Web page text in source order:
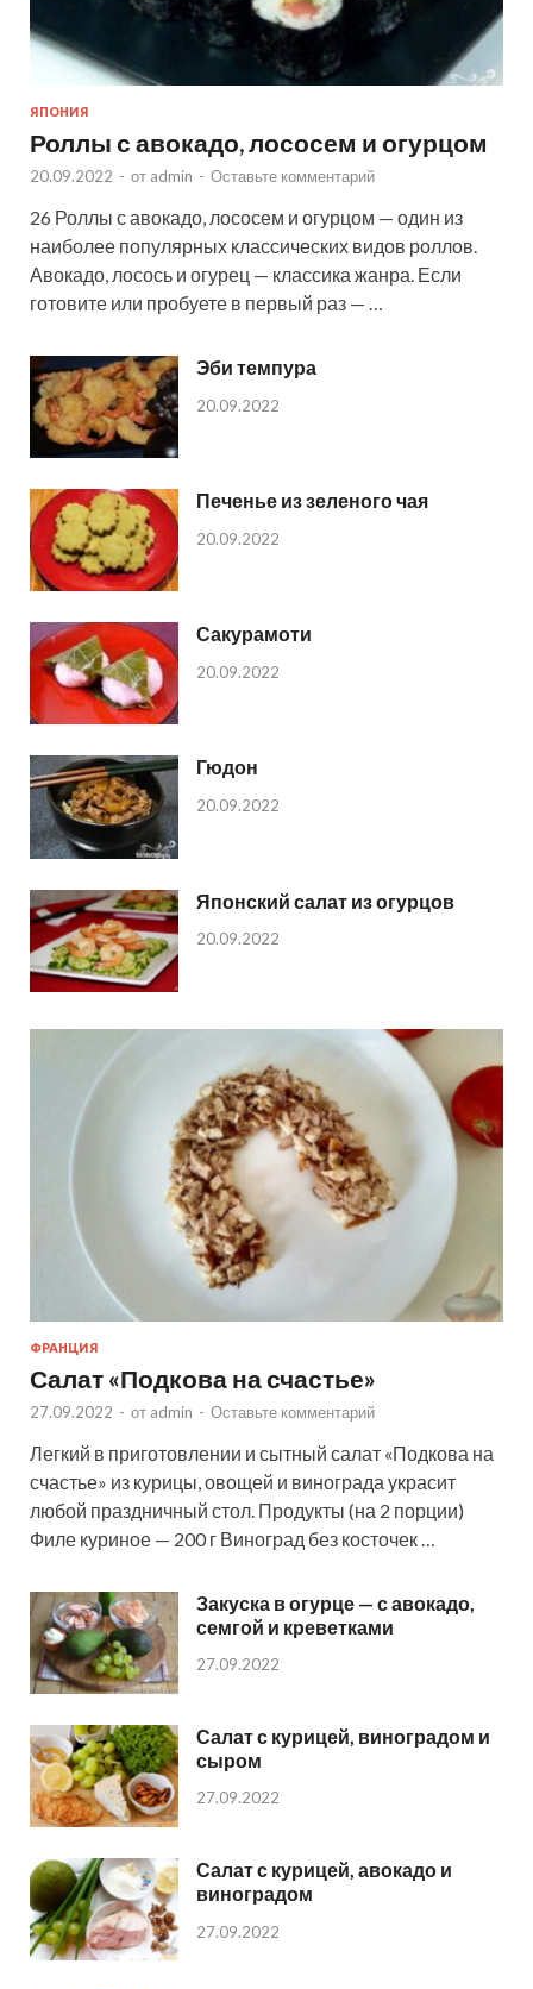
ЯПОНИЯ
Роллы с авокадо, лососем и огурцом
20.09.2022 - от admin - Оставьте комментарий
26 Роллы с авокадо, лососем и огурцом — один из
наиболее популярных классических видов роллов.
Авокадо, лосось и огурец — классика жанра. Если
готовите или пробуете в первый раз — …
Эби темпура
20.09.2022
Печенье из зеленого чая
20.09.2022
Сакурамоти
20.09.2022
Гюдон
20.09.2022
Японский салат из огурцов
20.09.2022
ФРАНЦИЯ
Салат «Подкова на счастье»
27.09.2022 - от admin - Оставьте комментарий
Легкий в приготовлении и сытный салат «Подкова на
счастье» из курицы, овощей и винограда украсит
любой праздничный стол. Продукты (на 2 порции)
Филе куриное — 200 г Виноград без косточек …
Закуска в огурце — с авокадо,
семгой и креветками
27.09.2022
Салат с курицей, виноградом и
сыром
27.09.2022
Салат с курицей, авокадо и
виноградом
27.09.2022